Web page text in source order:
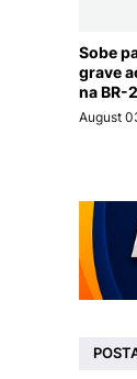
Sobe
grave
na BR-
August